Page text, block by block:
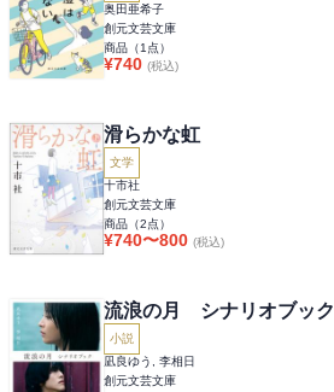
奥田亜希子
創元文芸文庫
商品（1 点）
¥740 (税込)
滑らかな虹
文学
十市社
創元文芸文庫
商品（2点）
¥740〜800 (税込)
流浪の月 シナリオブック
小説
凪良ゆう, 李相日
創元文芸文庫